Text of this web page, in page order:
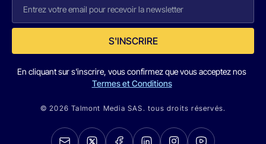
S'INSCRIRE
En cliquant sur s'inscrire, vous confirmez que vous acceptez nos
Termes et Conditions
© 2026 Talmont Media SAS. tous droits réservés.